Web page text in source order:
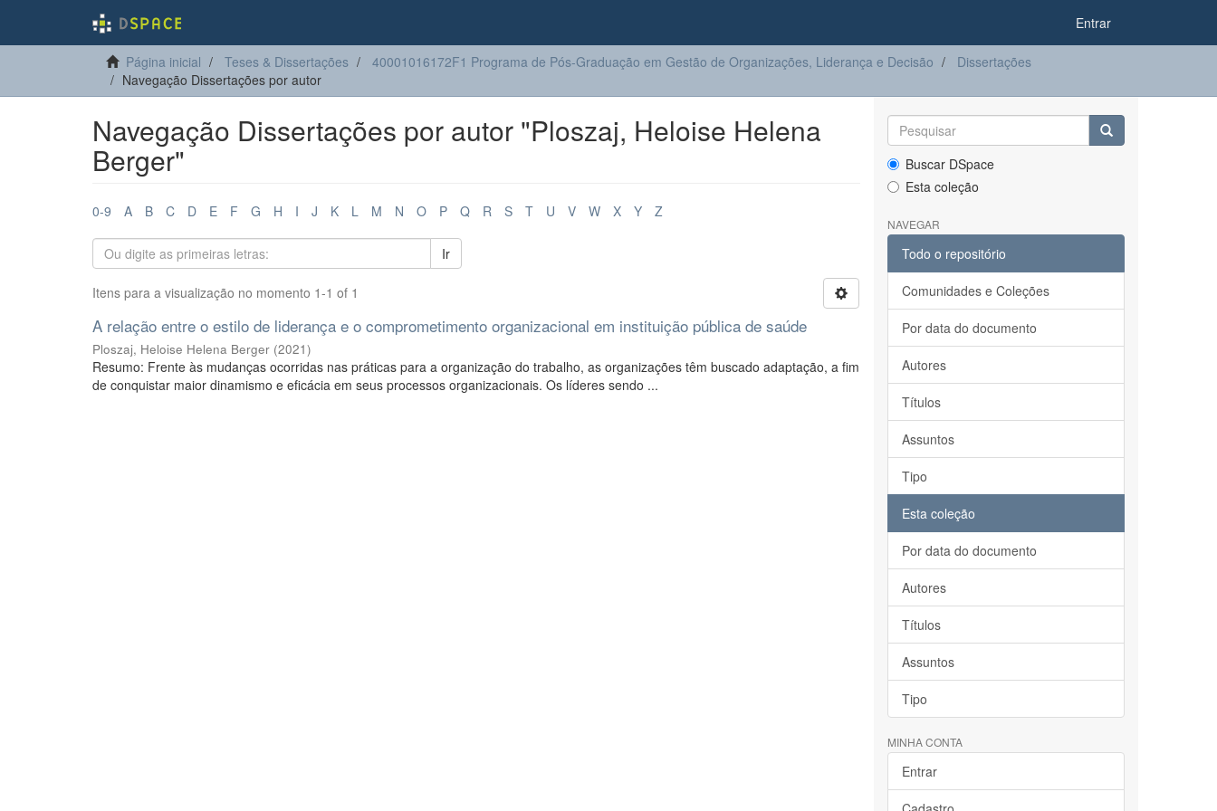
Entrar
Página inicial Teses & Dissertações 40001016172F1 Programa de Pós-Graduação em Gestão de Organizações, Liderança e Decisão
Dissertações
Navegação Dissertações por autor
Navegação Dissertações por autor "Ploszaj, Heloise Helena
Berger"
0-9 A B C D E F G H I J K L M N O P Q R S T U V W X Y Z
Ir
Itens para a visualização no momento 1-1 of 1
A relação entre o estilo de liderança e o comprometimento organizacional em instituição pública de saúde
Ploszaj, Heloise Helena Berger (2021)
Resumo: Frente às mudanças ocorridas nas práticas para a organização do trabalho, as organizações têm buscado adaptação, a fim
de conquistar maior dinamismo e eficácia em seus processos organizacionais. Os líderes sendo ...
Buscar DSpace
Esta coleção
NAVEGAR
Todo o repositório
Comunidades e Coleções
Por data do documento
Autores
Títulos
Assuntos
Tipo
Esta coleção
Por data do documento
Autores
Títulos
Assuntos
Tipo
MINHA CONTA
Entrar